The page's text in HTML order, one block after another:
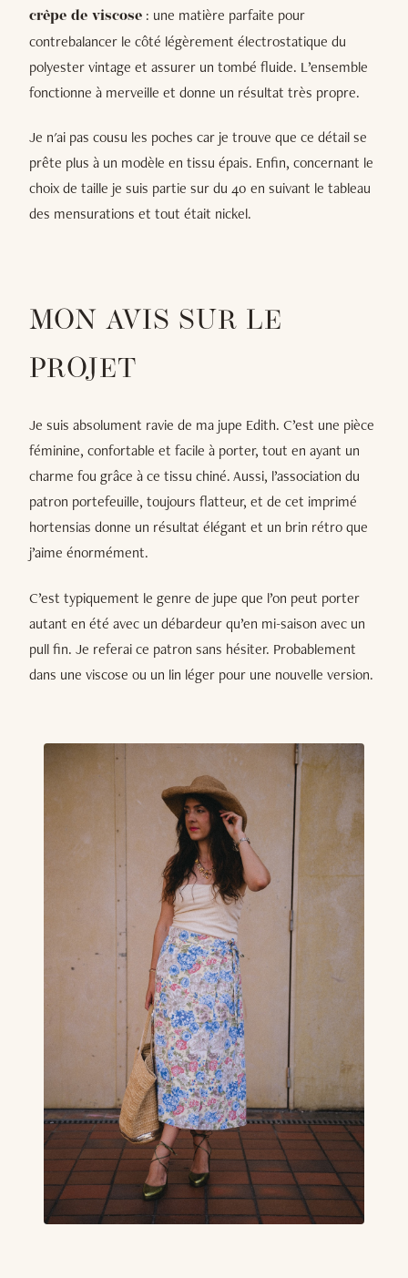
crêpe de viscose : une matière parfaite pour
contrebalancer le côté légèrement électrostatique du
polyester vintage et assurer un tombé fluide. L’ensemble
fonctionne à merveille et donne un résultat très propre.
Je n'ai pas cousu les poches car je trouve que ce détail se
prête plus à un modèle en tissu épais. Enfin, concernant le
choix de taille je suis partie sur du 40 en suivant le tableau
des mensurations et tout était nickel.
MON AVIS SUR LE
PROJET
Je suis absolument ravie de ma jupe Edith. C’est une pièce
féminine, confortable et facile à porter, tout en ayant un
charme fou grâce à ce tissu chiné. Aussi, l’association du
patron portefeuille, toujours flatteur, et de cet imprimé
hortensias donne un résultat élégant et un brin rétro que
j’aime énormément.
C’est typiquement le genre de jupe que l’on peut porter
autant en été avec un débardeur qu’en mi-saison avec un
pull fin. Je referai ce patron sans hésiter. Probablement
dans une viscose ou un lin léger pour une nouvelle version.